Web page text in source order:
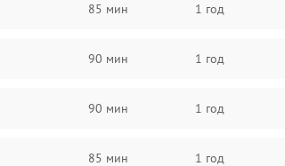
85 мин 1 год
90 мин 1 год
90 мин 1 год
85 мин 1 год